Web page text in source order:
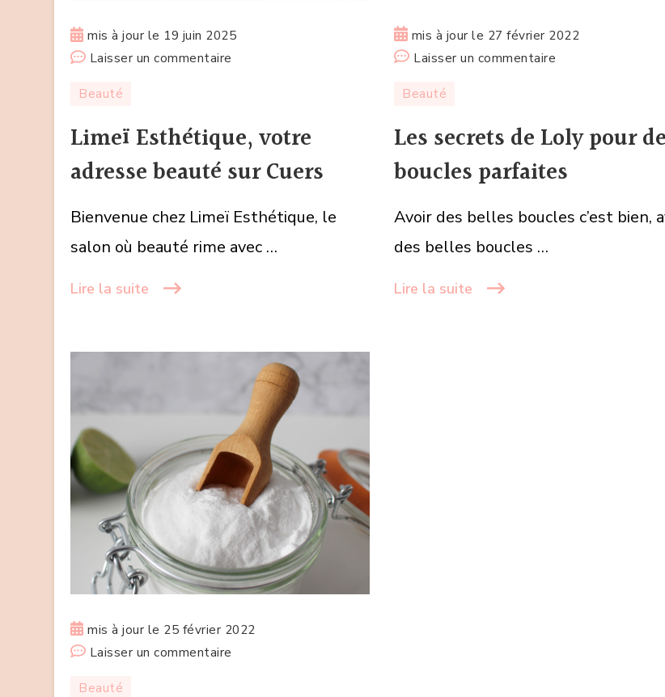
mis à jour le 19 juin 2025
Laisser un commentaire
adresse
beauté
Cuers
Beauté
Limeï Esthétique, votre
adresse beauté sur Cuers
Bienvenue chez Limeï Esthétique, le
salon où beauté rime avec …
Lire la suite
mis à jour le 27 février 2022
Laisser un commentaire
de
Loly
pour
boucles
Beauté
Les secrets de Loly pour
boucles parfaites
Avoir des belles boucles c’est bien,
des belles boucles …
Lire la suite
mis à jour le 25 février 2022
Laisser un commentaire
Beauté